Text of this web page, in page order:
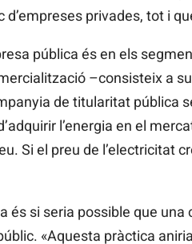
privades, tot i
pública és en els
–consisteix a
de titularitat pública
l’energia en el
Si el preu de l’electricitat
és si seria possible que
«Aquesta pràctica